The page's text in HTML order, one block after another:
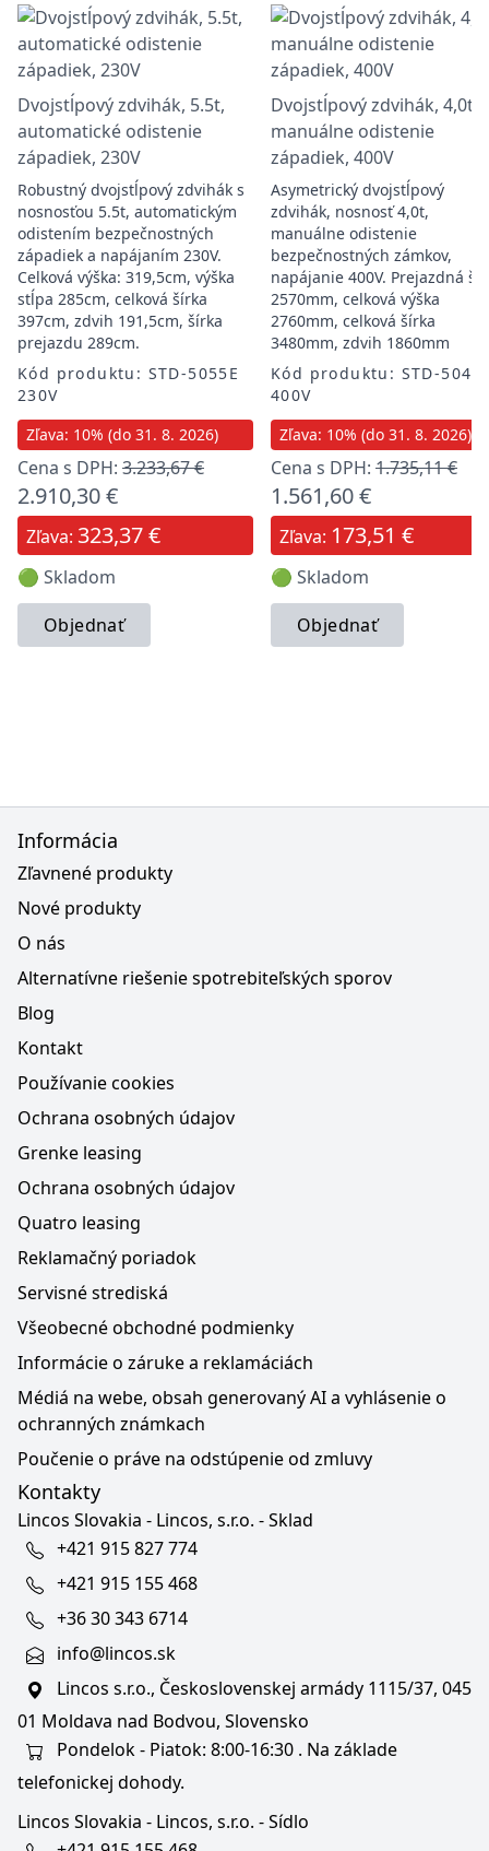
Dvojstĺpový zdvihák, 5.5t,
automatické odistenie
západiek, 230V
Robustný dvojstĺpový zdvihák s
nosnosťou 5.5t, automatickým
odistením bezpečnostných
západiek a napájaním 230V.
Celková výška: 319,5cm, výška
stĺpa 285cm, celková šírka
397cm, zdvih 191,5cm, šírka
prejazdu 289cm.
Kód produktu: STD-5055E
230V
Zľava: 10% (do 31. 8. 2026)
Cena s DPH: 3.233,67 €
2.910,30 €
Zľava: 323,37 €
🟢 Skladom
Objednať
Dvojstĺpový zdvihák, 4,0t,
manuálne odistenie
západiek, 400V
Asymetrický dvojstĺpový
zdvihák, nosnosť 4,0t,
manuálne odistenie
bezpečnostných zámkov,
napájanie 400V. Prejazdná
2570mm, celková výška
2760mm, celková šírka
3480mm, zdvih 1860mm
Kód produktu: STD-
400V
Zľava: 10% (do 31. 8. 2026)
Cena s DPH: 1.735,11 €
1.561,60 €
Zľava: 173,51 €
🟢 Skladom
Objednať
Informácia
Zľavnené produkty
Nové produkty
O nás
Alternatívne riešenie spotrebiteľských sporov
Blog
Kontakt
Používanie cookies
Ochrana osobných údajov
Grenke leasing
Ochrana osobných údajov
Quatro leasing
Reklamačný poriadok
Servisné strediská
Všeobecné obchodné podmienky
Informácie o záruke a reklamáciách
Médiá na webe, obsah generovaný AI a vyhlásenie o
ochranných známkach
Poučenie o práve na odstúpenie od zmluvy
Kontakty
Lincos Slovakia - Lincos, s.r.o. - Sklad
+421 915 827 774
+421 915 155 468
+36 30 343 6714
info@lincos.sk
Lincos s.r.o., Československej armády 1115/37, 045
01 Moldava nad Bodvou, Slovensko
Pondelok - Piatok: 8:00-16:30 . Na základe
telefonickej dohody.
Lincos Slovakia - Lincos, s.r.o. - Sídlo